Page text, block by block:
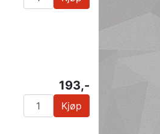
193,-
Kjøp